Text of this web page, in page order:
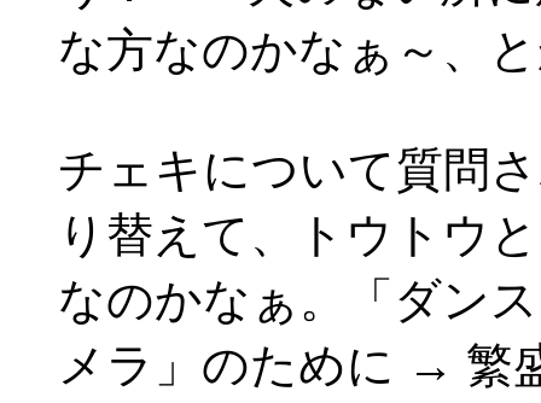
な方なのかなぁ～、
チェキについて質問
り替えて、トウトウ
なのかなぁ。「ダン
メラ」のために → 繁